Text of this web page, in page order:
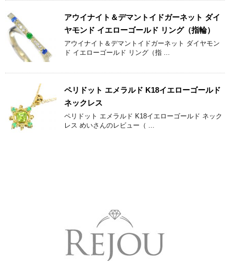
アウイナイト＆デマントイドガーネット ダイ
ヤモンド イエローゴールド リング（指輪）
アウイナイト＆デマントイドガーネット ダイヤモン
ド イエローゴールド リング（指 ...
ペリドット エメラルド K18イエローゴールド
ネックレス
ペリドット エメラルド K18イエローゴールド ネック
レス めいさんのレビュー（ ...